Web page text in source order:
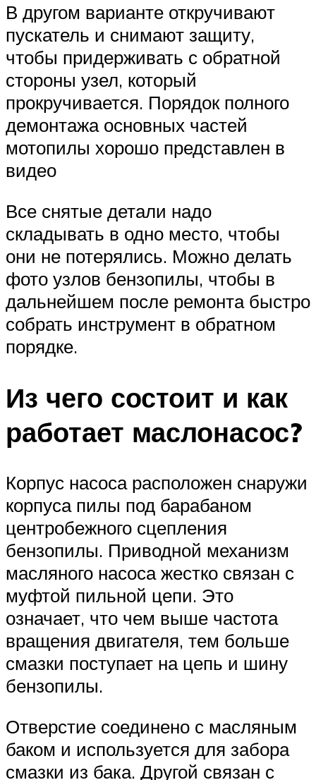
В другом варианте откручивают
пускатель и снимают защиту,
чтобы придерживать с обратной
стороны узел, который
прокручивается. Порядок полного
демонтажа основных частей
мотопилы хорошо представлен в
видео
Все снятые детали надо
складывать в одно место, чтобы
они не потерялись. Можно делать
фото узлов бензопилы, чтобы в
дальнейшем после ремонта быстро
собрать инструмент в обратном
порядке.
Из чего состоит и как
работает маслонасос?
Корпус насоса расположен снаружи
корпуса пилы под барабаном
центробежного сцепления
бензопилы. Приводной механизм
масляного насоса жестко связан с
муфтой пильной цепи. Это
означает, что чем выше частота
вращения двигателя, тем больше
смазки поступает на цепь и шину
бензопилы.
Отверстие соединено с масляным
баком и используется для забора
смазки из бака. Другой связан с